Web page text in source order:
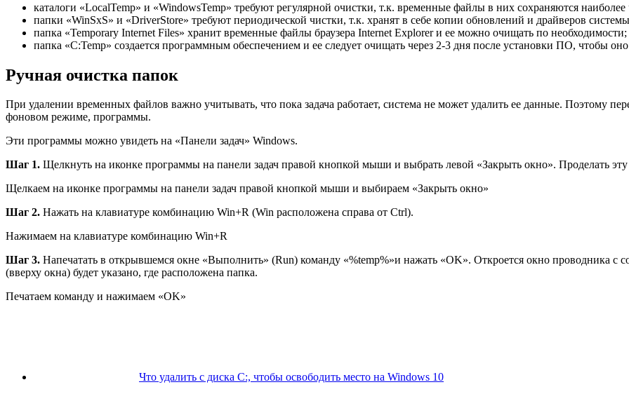
каталоги «LocalTemp» и «WindowsTemp» требуют регулярной очистки, т.к. временные файлы в них сохраняются наиболее
папки «WinSxS» и «DriverStore» требуют периодической чистки, т.к. хранят в себе копии обновлений и драйверов
папка «Temporary Internet Files» хранит временные файлы браузера Internet Explorer и ее можно очищать по необходимости;
папка «C:Temp» создается программным обеспечением и ее следует очищать через 2-3 дня после установки ПО, чтобы
Ручная очистка папок
При удалении временных файлов важно учитывать, что пока задача работает, система не может удалить ее данные. Поэтому
фоновом режиме, программы.
Эти программы можно увидеть на «Панели задач» Windows.
Шаг 1. Щелкнуть на иконке программы на панели задач правой кнопкой мыши и выбрать левой «Закрыть окно». Проделать
Щелкаем на иконке программы на панели задач правой кнопкой мыши и выбираем «Закрыть окно»
Шаг 2. Нажать на клавиатуре комбинацию Win+R (Win расположена справа от Ctrl).
Нажимаем на клавиатуре комбинацию Win+R
Шаг 3. Напечатать в открывшемся окне «Выполнить» (Run) команду «%temp%»и нажать «OK». Откроется окно проводника с
(вверху окна) будет указано, где расположена папка.
Печатаем команду и нажимаем «OK»
Что удалить с диска C:, чтобы освободить место на Windows 10